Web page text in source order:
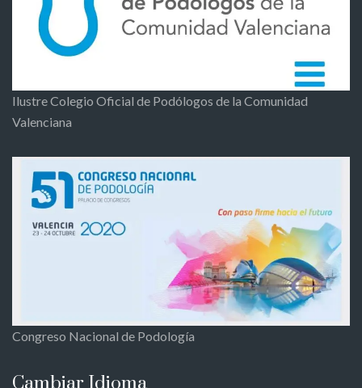
Ilustre Colegio Oficial de Podólogos de la Comunidad
Valenciana
Congreso Nacional de Podología